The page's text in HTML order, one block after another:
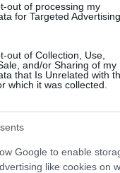
out of processing my
for Targeted Advertising.
out of Collection, Use,
and/or Sharing of my
that Is Unrelated with
which it was collected.
Google to enable
like cookies on
- Nemes
- Horváth
Máté
Petőcz István
Imre
Zsolt
Zentai Mária
Digital